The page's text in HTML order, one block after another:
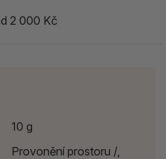
2 000 Kč
10 g
Provonění prostoru /,